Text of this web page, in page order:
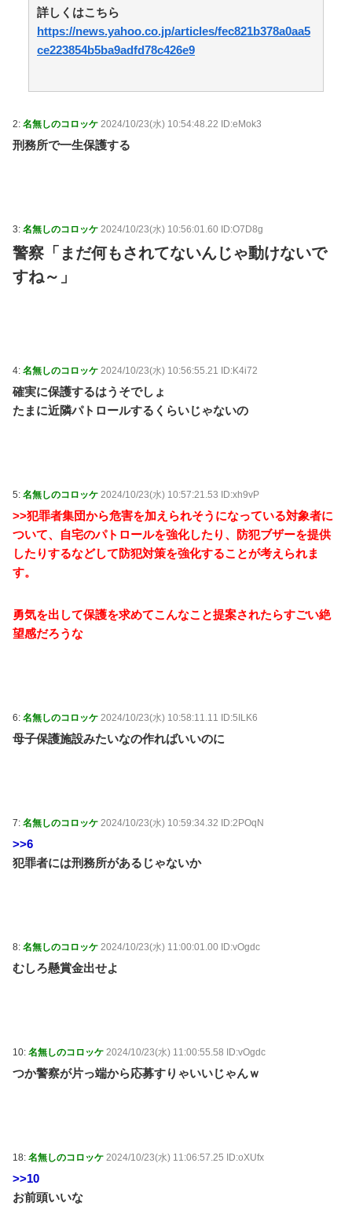
詳しくはこちら
https://news.yahoo.co.jp/articles/fec821b378a0aa5
ce223854b5ba9adfd78c426e9
2: 名無しのコロッケ 2024/10/23(水) 10:54:48.22 ID:eMok3
刑務所で一生保護する
3: 名無しのコロッケ 2024/10/23(水) 10:56:01.60 ID:O7D8g
警察「まだ何もされてないんじゃ動けないで
すね～」
4: 名無しのコロッケ 2024/10/23(水) 10:56:55.21 ID:K4i72
確実に保護するはうそでしょ
たまに近隣パトロールするくらいじゃないの
5: 名無しのコロッケ 2024/10/23(水) 10:57:21.53 ID:xh9vP
>>犯罪者集団から危害を加えられそうになっている対象者に
ついて、自宅のパトロールを強化したり、防犯ブザーを提供
したりするなどして防犯対策を強化することが考えられま
す。
勇気を出して保護を求めてこんなこと提案されたらすごい絶
望感だろうな
6: 名無しのコロッケ 2024/10/23(水) 10:58:11.11 ID:5ILK6
母子保護施設みたいなの作ればいいのに
7: 名無しのコロッケ 2024/10/23(水) 10:59:34.32 ID:2POqN
>>6
犯罪者には刑務所があるじゃないか
8: 名無しのコロッケ 2024/10/23(水) 11:00:01.00 ID:vOgdc
むしろ懸賞金出せよ
10: 名無しのコロッケ 2024/10/23(水) 11:00:55.58 ID:vOgdc
つか警察が片っ端から応募すりゃいいじゃんｗ
18: 名無しのコロッケ 2024/10/23(水) 11:06:57.25 ID:oXUfx
>>10
お前頭いいな